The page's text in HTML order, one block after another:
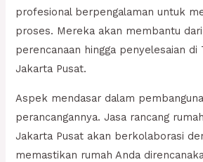
profesional berpengalaman untuk
proses. Mereka akan membantu
perencanaan hingga penyelesaian di
Jakarta Pusat.
Aspek mendasar dalam
perancangannya. Jasa rancang
Jakarta Pusat akan berkolaborasi
memastikan rumah Anda